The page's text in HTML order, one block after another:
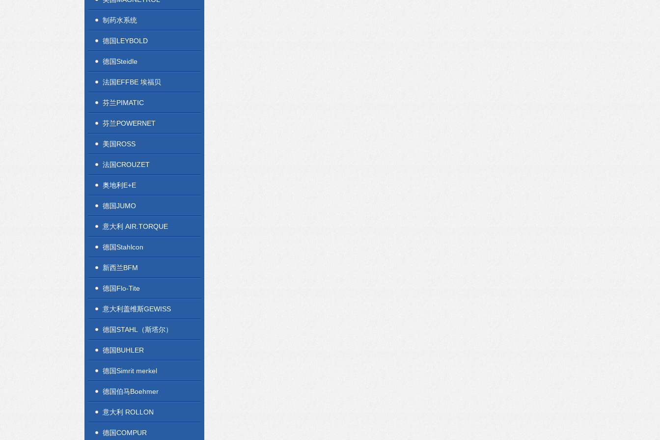
制药水系统
德国LEYBOLD
德国Steidle
法国EFFBE 埃福贝
芬兰PIMATIC
芬兰POWERNET
美国ROSS
法国CROUZET
奥地利E+E
德国JUMO
意大利 AIR.TORQUE
德国Stahlcon
新西兰BFM
德国Flo-Tite
意大利盖维斯GEWISS
德国STAHL（斯塔尔）
德国BUHLER
德国Simrit merkel
德国伯马Boehmer
意大利 ROLLON
德国COMPUR